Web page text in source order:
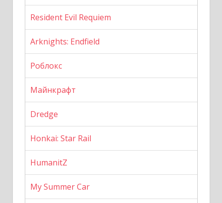
Resident Evil Requiem
Arknights: Endfield
Роблокс
Майнкрафт
Dredge
Honkai: Star Rail
HumanitZ
My Summer Car